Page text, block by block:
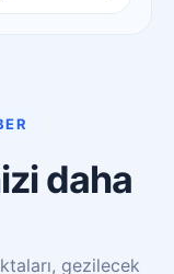
daha
gezilecek